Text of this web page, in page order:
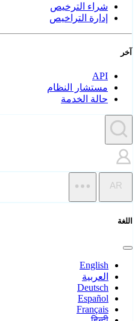
شراء الترخيص
إدارة التراخيص
آخر
API
مستشار النظام
حالة الخدمة
AR
اللغة
English
العربية
Deutsch
Español
Français